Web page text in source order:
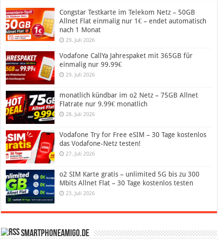
Congstar Testkarte im Telekom Netz – 50GB
Allnet Flat einmalig nur 1€ – endet automatisch
nach 1 Monat
29. Juli 2026
Vodafone CallYa Jahrespaket mit 365GB für
einmalig nur 99.99€
29. Juli 2026
monatlich kündbar im o2 Netz – 75GB Allnet
Flatrate nur 9.99€ monatlich
28. Juli 2026
Vodafone Try for Free eSIM – 30 Tage kostenlos
das Vodafone-Netz testen!
27. Juli 2026
o2 SIM Karte gratis – unlimited 5G bis zu 300
Mbits Allnet Flat – 30 Tage kostenlos testen
23. Juli 2026
SmartphoneAmigo.de